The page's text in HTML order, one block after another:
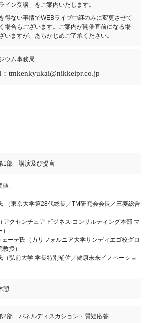
イン受講」をご案内いたします。
得ない事情でWEBライブ中継のみに変更させて
場合もございます。ご案内が開催直前になる場
いますが、あらかじめご了承ください。
ウム事務局
tmkenkyukai@nikkeipr.co.jp
1部 講演及び提言
」
東京大学第28代総長／TM研究会会長／三菱総合
クセンチュア ビジネス コンサルティング本部 マ
ーデ氏（カリフォルニア大学サンディエゴ校グロ
授）
弘前大学 学長特別補佐／健康未来イノベーショ
憩
2部 パネルディスカション・質疑応答